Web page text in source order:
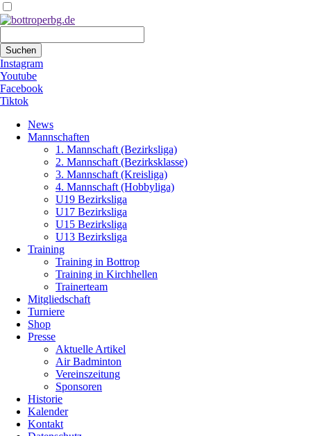
Suchen
Instagram
Youtube
Facebook
Tiktok
überspringen
News
Mannschaften
1. Mannschaft (Bezirksliga)
2. Mannschaft (Bezirksklasse)
3. Mannschaft (Kreisliga)
4. Mannschaft (Hobbyliga)
U19 Bezirksliga
U17 Bezirksliga
U15 Bezirksliga
U13 Bezirksliga
Training
Training in Bottrop
Training in Kirchhellen
Trainerteam
Mitgliedschaft
Turniere
Shop
Presse
Aktuelle Artikel
Air Badminton
Vereinszeitung
Sponsoren
Historie
Kalender
Kontakt